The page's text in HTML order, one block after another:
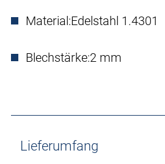
Material:Edelstahl 1.4301
Blechstärke:2 mm
Lieferumfang